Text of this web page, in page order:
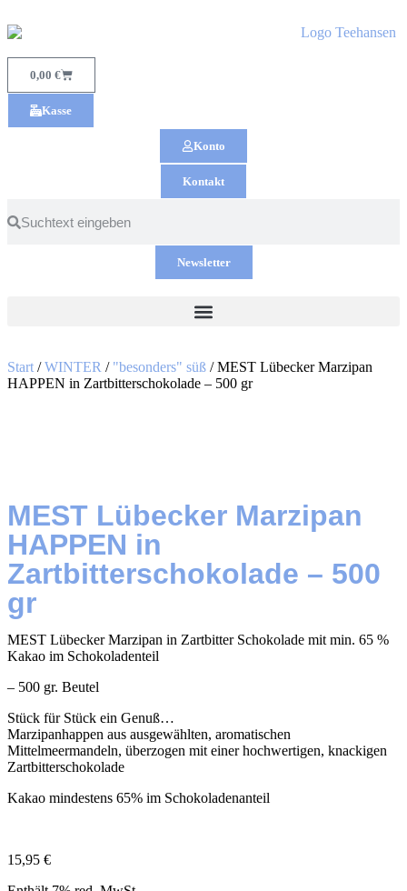
0,00 €
Kasse
Konto
Kontakt
Newsletter
Start /WINTER / "besonders" süß / MEST Lübecker Marzipan
HAPPEN in Zartbitterschokolade – 500 gr
MEST Lübecker Marzipan
HAPPEN in
Zartbitterschokolade – 500
gr
MEST Lübecker Marzipan in Zartbitter Schokolade mit min. 65 %
Kakao im Schokoladenteil
– 500 gr. Beutel
Stück für Stück ein Genuß…
Marzipanhappen aus ausgewählten, aromatischen
Mittelmeermandeln, überzogen mit einer hochwertigen, knackigen
Zartbitterschokolade
Kakao mindestens 65% im Schokoladenanteil
15,95 €